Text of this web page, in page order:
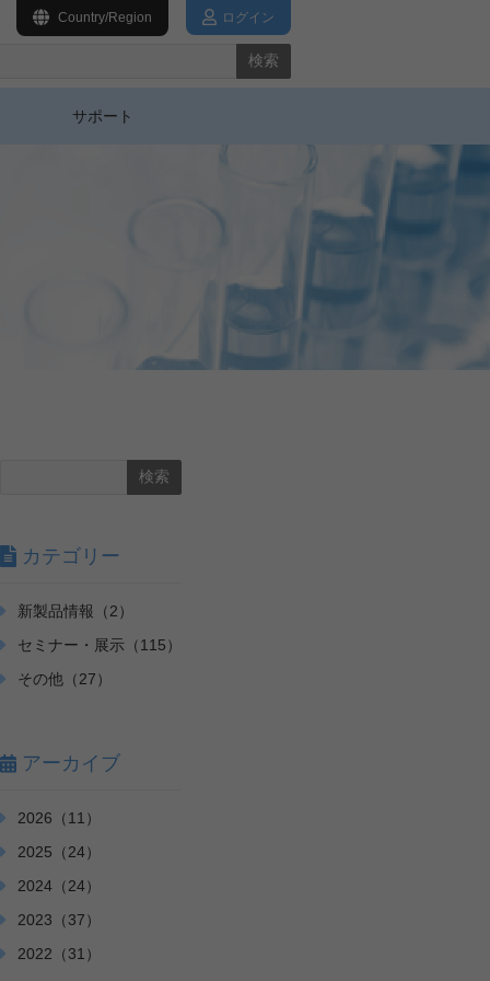
Country/Region ログイン
検索
サポート
検索
カテゴリー
新製品情報（2）
セミナー・展示（115）
その他（27）
アーカイブ
2026（11）
2025（24）
2024（24）
2023（37）
2022（31）